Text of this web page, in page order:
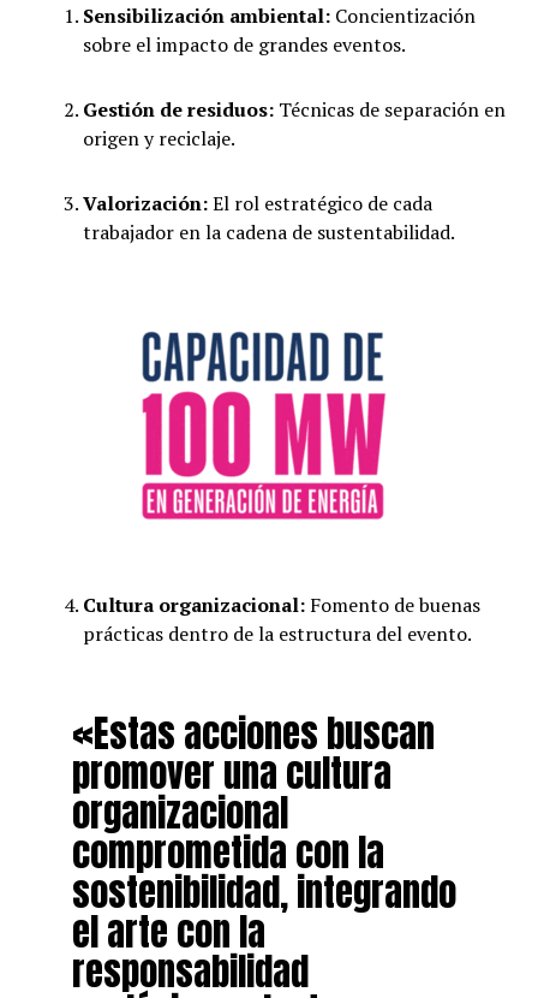
Sensibilización ambiental:Concientización
sobre el impacto de grandes eventos.
Gestión de residuos:Técnicas de separación en
origen y reciclaje.
Valorización:El rol estratégico de cada
trabajador en la cadena de sustentabilidad.
Cultura organizacional:Fomento de buenas
prácticas dentro de la estructura del evento.
«Estas acciones buscan
promover una cultura
organizacional
comprometida con la
sostenibilidad, integrando
el arte con la
responsabilidad